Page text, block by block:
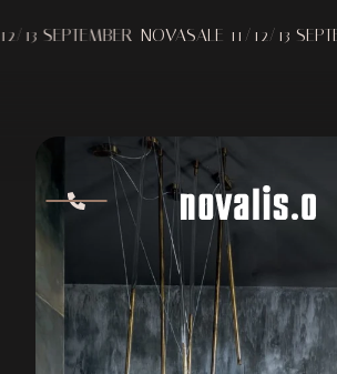
NOVASALE 11/12/13 SEPTEMBER